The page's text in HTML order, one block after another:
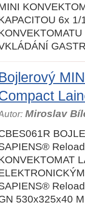
6x
Miroslav
530x325x40